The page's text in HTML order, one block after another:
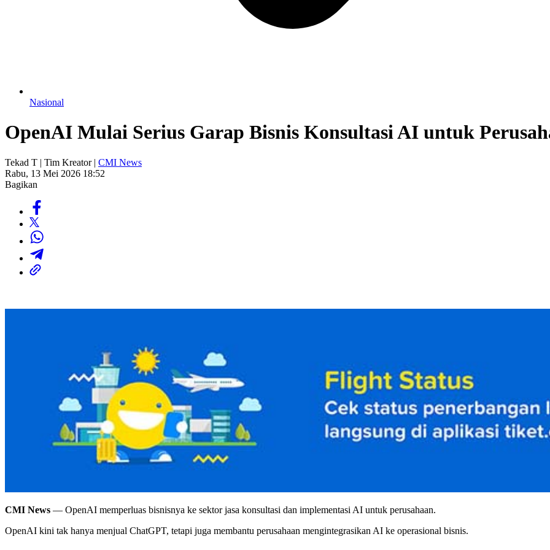
Nasional
OpenAI Mulai Serius Garap Bisnis Konsultasi AI untuk
Tekad T | Tim Kreator | CMI News
Rabu, 13 Mei 2026 18:52
Bagikan
CMI News — OpenAI memperluas bisnisnya ke sektor jasa konsultasi dan implementasi AI untuk perusahaan.
OpenAI kini tak hanya menjual ChatGPT, tetapi juga membantu perusahaan mengintegrasikan AI ke operasional bisnis.